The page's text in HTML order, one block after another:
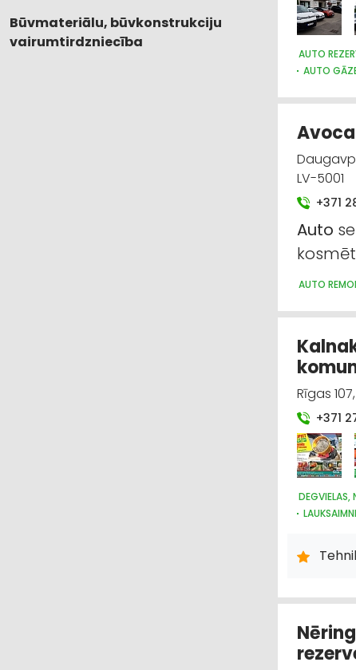
Būvmateriālu, būvkonstrukciju
vairumtirdzniecība
AUTO
AUTO
LV-5001
+371
Auto
AUTO
Rīgas
+371
DEGVIELAS,